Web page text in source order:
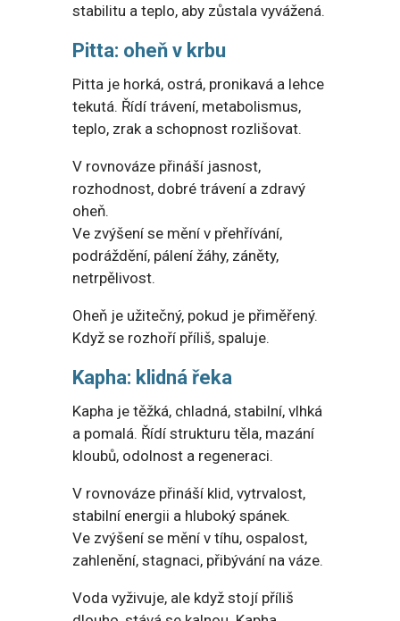
stabilitu a teplo, aby zůstala vyvážená.
Pitta: oheň v krbu
Pitta je horká, ostrá, pronikavá a lehce
tekutá. Řídí trávení, metabolismus,
teplo, zrak a schopnost rozlišovat.
V rovnováze přináší jasnost,
rozhodnost, dobré trávení a zdravý
oheň.
Ve zvýšení se mění v přehřívání,
podráždění, pálení žáhy, záněty,
netrpělivost.
Oheň je užitečný, pokud je přiměřený.
Když se rozhoří příliš, spaluje.
Kapha: klidná řeka
Kapha je těžká, chladná, stabilní, vlhká
a pomalá. Řídí strukturu těla, mazání
kloubů, odolnost a regeneraci.
V rovnováze přináší klid, vytrvalost,
stabilní energii a hluboký spánek.
Ve zvýšení se mění v tíhu, ospalost,
zahlenění, stagnaci, přibývání na váze.
Voda vyživuje, ale když stojí příliš